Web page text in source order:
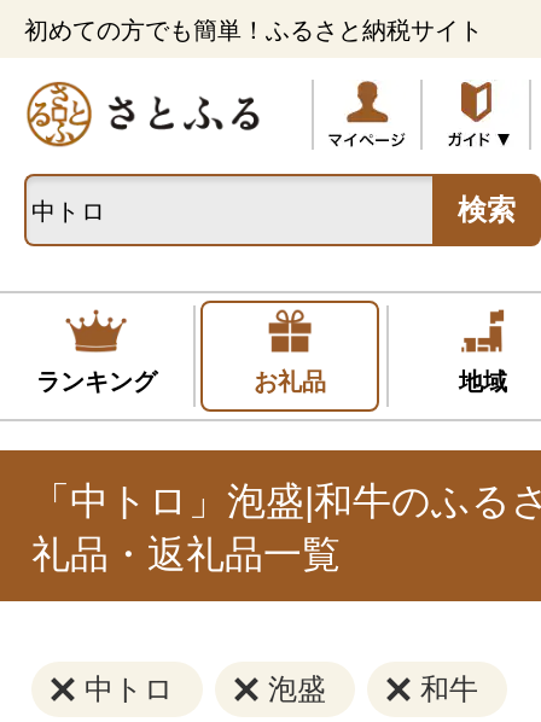
初めての方でも簡単！ふるさと納税サイト
検索
ランキング お礼品 地域
「中トロ」泡盛|和牛のふる
礼品・返礼品一覧
中トロ 泡盛 和牛